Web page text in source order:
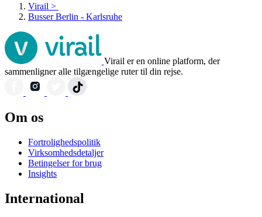
Virail >
Busser Berlin - Karlsruhe
Virail er en online platform, der
sammenligner alle tilgængelige ruter til din rejse.
Om os
Fortrolighedspolitik
Virksomhedsdetaljer
Betingelser for brug
Insights
International